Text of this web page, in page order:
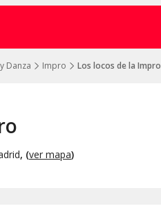
Danza Impro Los locos de la Impro
, (ver mapa)